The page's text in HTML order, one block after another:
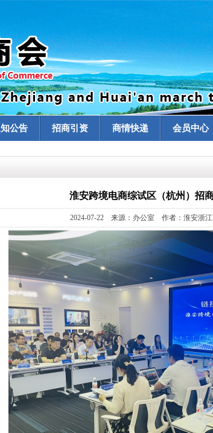
公告 招商引资 商情快递 会员中心
淮安跨境电商综试区（杭州）招
2024-07-22 来源：办公室 作者：淮安浙江